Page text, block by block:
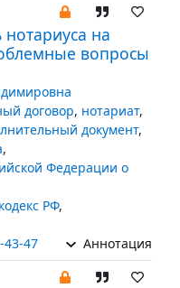
на
вопросы
договор, нотариат,
документ,
,
Федерации о
РФ,
43-47 Аннотация